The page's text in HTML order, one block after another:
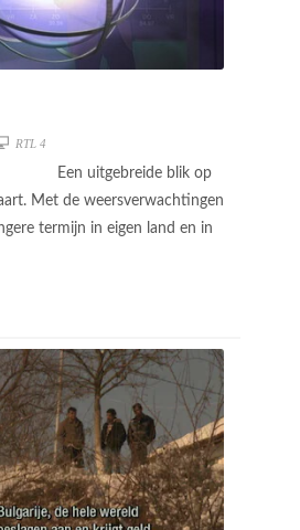
RTL 4
Een uitgebreide blik op
Met de weersverwachtingen
termijn in eigen land en in